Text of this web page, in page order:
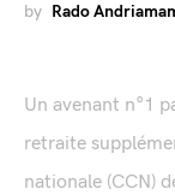
by Rado
Un avenant n°1
retraite
nationale (CCN)